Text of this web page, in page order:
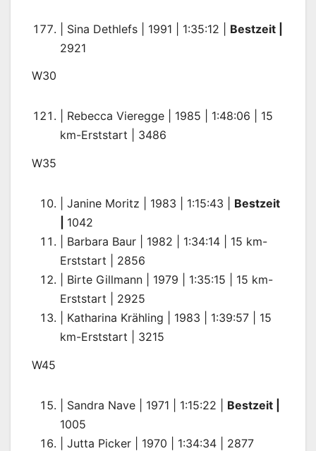
| Sina Dethlefs | 1991 | 1:35:12 | Bestzeit |
2921
W30
| Rebecca Vieregge | 1985 | 1:48:06 | 15
km-Erststart | 3486
W35
| Janine Moritz | 1983 | 1:15:43 | Bestzeit
1042
| Barbara Baur | 1982 | 1:34:14 | 15 km-
Erststart | 2856
| Birte Gillmann | 1979 | 1:35:15 | 15 km-
Erststart | 2925
| Katharina Krähling | 1983 | 1:39:57 | 15
km-Erststart | 3215
W45
| Sandra Nave | 1971 | 1:15:22 | Bestzeit |
1005
| Jutta Picker | 1970 | 1:34:34 | 2877